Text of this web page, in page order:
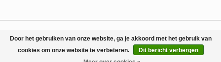
Powered byLightspeed
Door het gebruiken van onze website, ga je akkoord met het gebruik van
cookies om onze website te verbeteren.
Dit bericht verbergen